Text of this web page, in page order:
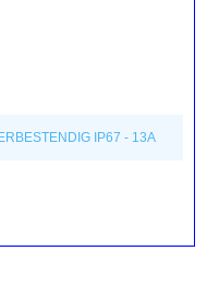
IP67 - 13A